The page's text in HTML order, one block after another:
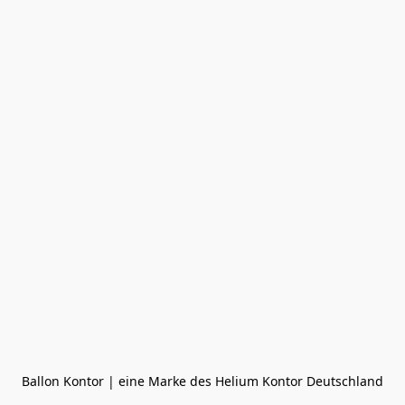
Ballon Kontor | eine Marke des Helium Kontor Deutschland